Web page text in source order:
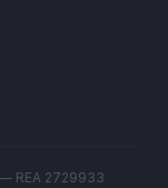
REA 2729933